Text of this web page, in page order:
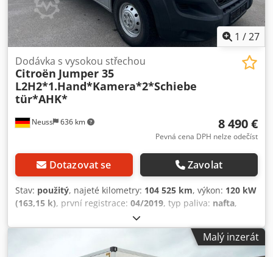
1 /27
Neuss 636 km
Dodávka s vysokou střechou
Citroën Jumper 35
L2H2*1.Hand*Kamera*2*Schiebe
tür*AHK*
8 490 €
Pevná cena DPH nelze odečíst
Dotazovat se Zavolat
Stav: použitý, najeté kilometry: 104 525 km, výkon: 120 kW
(163,15 k), první registrace: 04/2019, typ paliva: nafta,
, další kontrola (TÜV):
barva:stříbrný, typ převodu:mechanický, emisní třída:
2019, Vybavení:
ABS, centrální zamykání, elektronický stabilizační
Malý inzerát